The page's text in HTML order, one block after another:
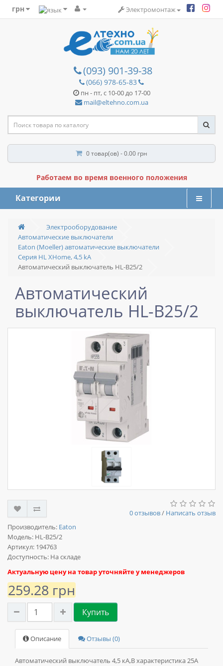
грн Электромонтаж
(093) 901-39-38
(066) 978-65-83
пн - пт, с 10-00 до 17-00
mail@eltehno.com.ua
0 товар(ов) - 0.00 грн
Работаем во время военного положения
Категории
Электрооборудование
Автоматические выключатели
Eaton (Moeller) автоматические выключатели
Серия HL XHome, 4,5 kA
Автоматический выключатель HL-B25/2
Автоматический
выключатель HL-B25/2
0 отзывов/ Написать отзыв
Производитель: Eaton
Модель: HL-B25/2
Артикул: 194763
Доступность: На складе
Актуальную цену на товар уточняйте у менеджеров
259.28 грн
Купить
Описание Отзывы (0)
Автоматический выключатель 4,5 кА,В характеристика 25А